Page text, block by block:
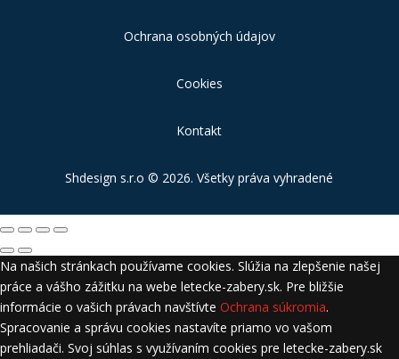
Ochrana osobných údajov
Cookies
Kontakt
Shdesign s.r.o © 2026. Všetky práva vyhradené
Na našich stránkach používame cookies. Slúžia na zlepšenie našej
práce a vášho zážitku na webe letecke-zabery.sk. Pre bližšie
informácie o vašich právach navštívte Ochrana súkromia.
Spracovanie a správu cookies nastavíte priamo vo vašom
prehliadači. Svoj súhlas s využívaním cookies pre letecke-zabery.sk